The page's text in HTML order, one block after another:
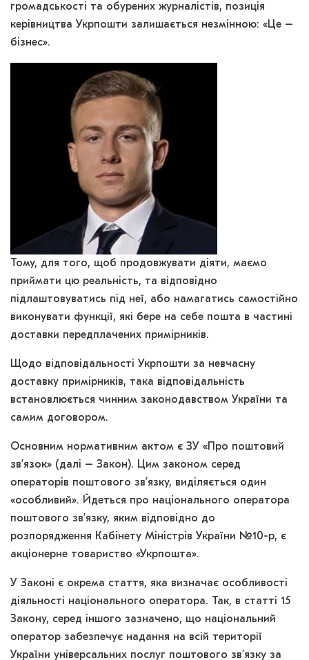
громадськості та обурених журналістів, позиція
керівництва Укрпошти залишається незмінною: «Це –
бізнес».
Тому, для того, щоб продовжувати діяти, маємо
приймати цю реальність, та відповідно
підлаштовуватись під неї, або намагатись самостійно
виконувати функції, які бере на себе пошта в частині
доставки передплачених примірників.
Щодо відповідальності Укрпошти за невчасну
доставку примірників, така відповідальність
встановлюється чинним законодавством України та
самим договором.
Основним нормативним актом є ЗУ «Про поштовий
зв’язок» (далі – Закон). Цим законом серед
операторів поштового зв’язку, виділяється один
«особливий». Йдеться про національного оператора
поштового зв’язку, яким відповідно до
розпорядження Кабінету Міністрів України №10-р, є
акціонерне товариство «Укрпошта».
У Законі є окрема стаття, яка визначає особливості
діяльності національного оператора. Так, в статті 15
Закону, серед іншого зазначено, що національний
оператор забезпечує надання на всій території
України універсальних послуг поштового зв’язку за